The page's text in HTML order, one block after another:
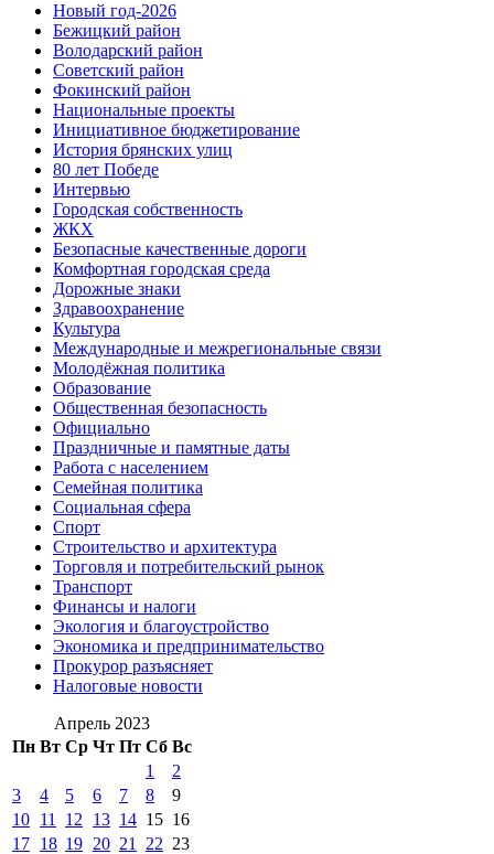
Новый год-2026
Бежицкий район
Володарский район
Советский район
Фокинский район
Национальные проекты
Инициативное бюджетирование
История брянских улиц
80 лет Победе
Интервью
Городская собственность
ЖКХ
Безопасные качественные дороги
Комфортная городская среда
Дорожные знаки
Здравоохранение
Культура
Международные и межрегиональные связи
Молодёжная политика
Образование
Общественная безопасность
Официально
Праздничные и памятные даты
Работа с населением
Семейная политика
Социальная сфера
Спорт
Строительство и архитектура
Торговля и потребительский рынок
Транспорт
Финансы и налоги
Экология и благоустройство
Экономика и предпринимательство
Прокурор разъясняет
Налоговые новости
Апрель 2023
Пн Вт Ср Чт Пт Сб Вс
1
2
3
4 5 6 7 8
9
10 11 12 13 14 15 16
17 18 19 20 21 22 23